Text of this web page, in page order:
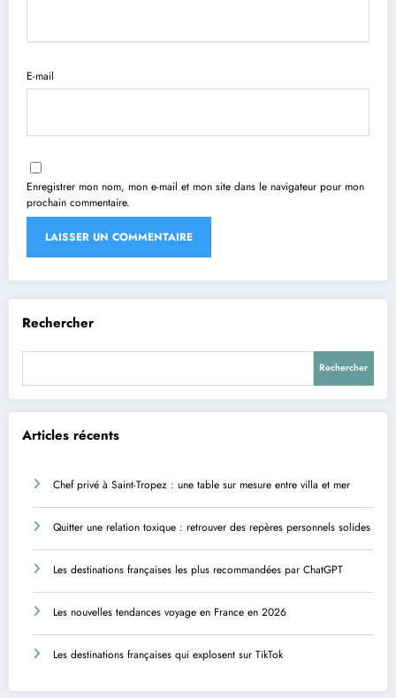
E-mail
Enregistrer mon nom, mon e-mail et mon site dans le navigateur pour mon
prochain commentaire.
Rechercher
Rechercher
Articles récents
Chef privé à Saint-Tropez : une table sur mesure entre villa et mer
Quitter une relation toxique : retrouver des repères personnels solides
Les destinations françaises les plus recommandées par ChatGPT
Les nouvelles tendances voyage en France en 2026
Les destinations françaises qui explosent sur TikTok